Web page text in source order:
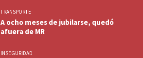
TRANSPORTE
A ocho meses de jubilarse, quedó
afuera de MR
INSEGURIDAD